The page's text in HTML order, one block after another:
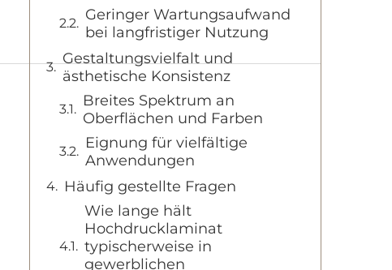
Geringer Wartungsaufwand
bei langfristiger Nutzung
Gestaltungsvielfalt und
ästhetische Konsistenz
Breites Spektrum an
Oberflächen und Farben
Eignung für vielfältige
Anwendungen
Häufig gestellte Fragen
Wie lange hält
Hochdrucklaminat
typischerweise in
gewerblichen